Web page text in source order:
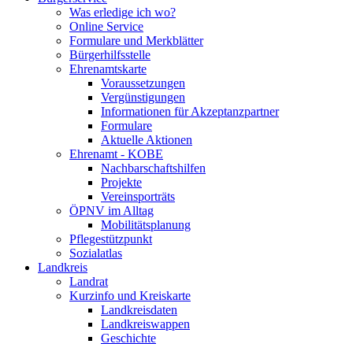
Was erledige ich wo?
Online Service
Formulare und Merkblätter
Bürgerhilfsstelle
Ehrenamtskarte
Voraussetzungen
Vergünstigungen
Informationen für Akzeptanzpartner
Formulare
Aktuelle Aktionen
Ehrenamt - KOBE
Nachbarschaftshilfen
Projekte
Vereinsporträts
ÖPNV im Alltag
Mobilitätsplanung
Pflegestützpunkt
Sozialatlas
Landkreis
Landrat
Kurzinfo und Kreiskarte
Landkreisdaten
Landkreiswappen
Geschichte